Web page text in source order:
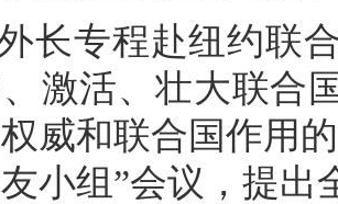
长专程赴纽约联
激活、壮大联合
威和联合国作用
小组”会议，提